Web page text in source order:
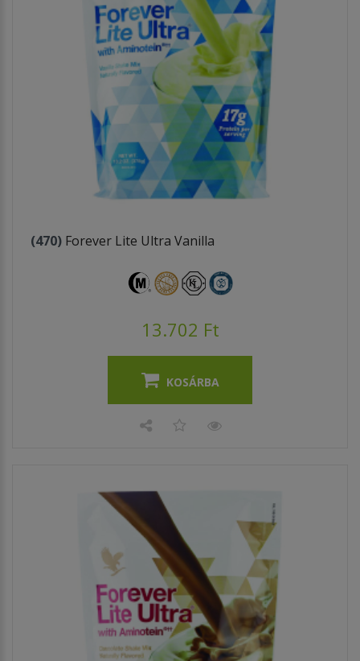
(470) Forever Lite Ultra Vanilla
13.702 Ft
KOSÁRBA